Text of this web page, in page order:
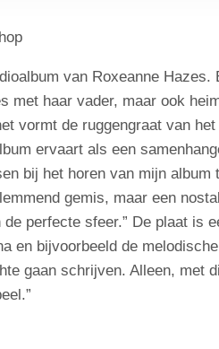
van Roxeanne Hazes.
met haar vader, maar ook
vormt de ruggengraat van
ervaart als een
bij het horen van mijn album
gemis, maar een
perfecte sfeer.” De plaat is
en bijvoorbeeld de
gaan schrijven. Alleen, met